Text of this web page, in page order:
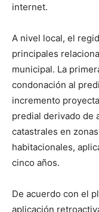
internet.
A nivel local, el
principales
municipal. La
condonación al
incremento
predial derivado de
catastrales en
habitacionales,
cinco años.
De acuerdo con el
aplicación